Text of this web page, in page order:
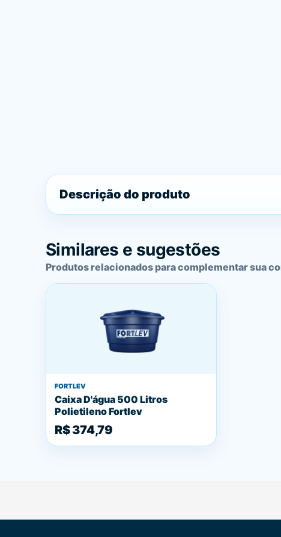
Descrição do produto
Similares e sugestões
Produtos relacionados para complementar sua
FORTLEV
Caixa D'água 500 Litros
Polietileno Fortlev
R$ 374,79